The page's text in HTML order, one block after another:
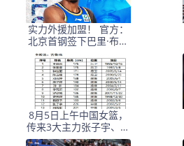
实力外援加盟！ 官方：
北京首钢签下巴里·布朗
和桑普森
8月5日上午中国女篮，
传来3大主力张子宇、韩
旭、李梦的消息！